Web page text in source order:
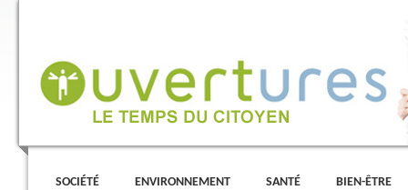
Menu principal
ALLER AU CONTENU PRINCIPAL
ALLER AU CONTENU SECONDAIRE
SOCIÉTÉ ENVIRONNEMENT SANTÉ BIEN-ÊTRE